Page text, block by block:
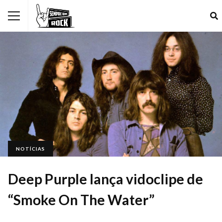
NOTÍCIAS
Deep Purple lança vidoclipe de
“Smoke On The Water”